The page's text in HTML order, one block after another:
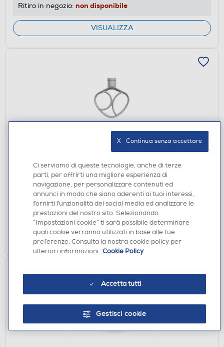
Ritiro in negozio: non disponibile
VISUALIZZA
€ 29,00
Acquisto online:non disponibile
Ritiro in negozio:non disponibile
VISUALIZZA
Ci serviamo di queste tecnologie, anche di terze
parti, per offrirti una migliore esperienza di
navigazione, per personalizzare contenuti ed
annunci in modo che siano aderenti ai tuoi interessi,
fornirti funzionalità dei social media ed analizzare le
prestazioni del nostro sito. Selezionando
“Impostazioni cookie” ti sarà possibile determinare
quali cookie verranno utilizzati in base alle tue
preferenze. Consulta la nostra cookie policy per
ulteriori informazioni. Cookie Policy
Accetta tutti
Gestisci cookie
X   Continua senza accettare